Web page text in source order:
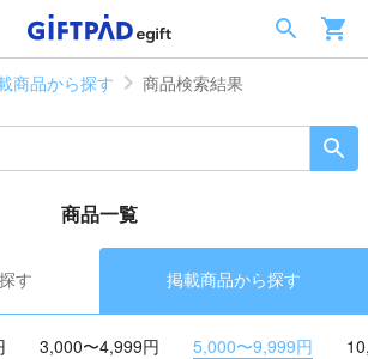
商品から探す 商品検索結果
商品一覧
す 掲載商品から探す
3,000〜4,999円 5,000〜9,999円